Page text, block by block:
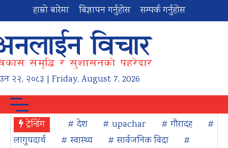
हाम्रो बारेमा बिज्ञापन गर्नुहोस सम्पर्क गर्नुहोस
२२, २०८३ | Friday, August 7, 2026
ट्रेन्डिंग # देश # upachar # गौरादह
#
लागुपदार्थ
# स्वास्थ्य # सार्वजनिक विदा
#